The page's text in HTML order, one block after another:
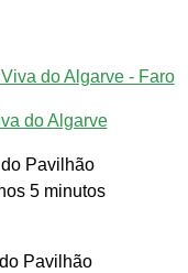
do Algarve - Faro
do Algarve
Pavilhão
5 minutos
Pavilhão